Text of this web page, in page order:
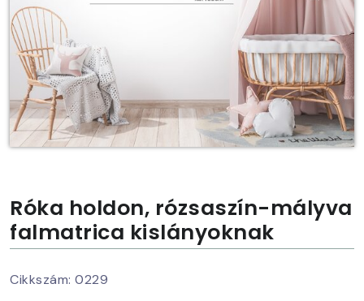
Róka holdon, rózsaszín-mályva
falmatrica kislányoknak
Cikkszám: 0229